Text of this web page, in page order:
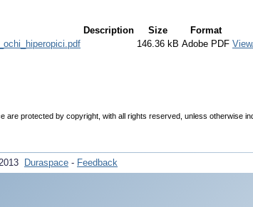
Description Size
Format
146.36 kB Adobe PDF
are protected by copyright, with all rights reserved, unless otherwise
Duraspace - Feedback